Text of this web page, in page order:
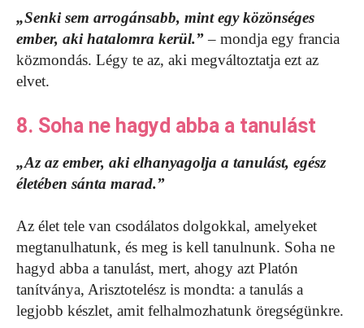
„Senki sem arrogánsabb, mint egy közönséges
ember, aki hatalomra kerül.”– mondja egy francia
közmondás. Légy te az, aki megváltoztatja ezt az
elvet.
8. Soha ne hagyd abba a tanulást
„Az az ember, aki elhanyagolja a tanulást, egész
életében sánta marad.”
Az élet tele van csodálatos dolgokkal, amelyeket
megtanulhatunk, és meg is kell tanulnunk. Soha ne
hagyd abba a tanulást, mert, ahogy azt Platón
tanítványa, Arisztotelész is mondta: a tanulás a
legjobb készlet, amit felhalmozhatunk öregségünkre.